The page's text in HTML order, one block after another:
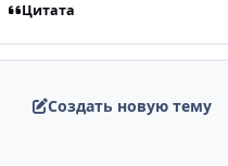
Цитата
Создать новую тему